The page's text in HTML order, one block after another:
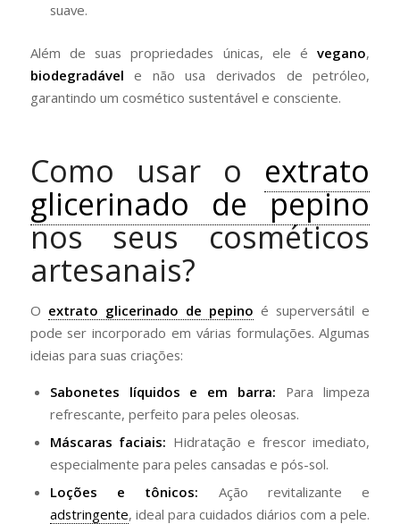
suave.
Além de suas propriedades únicas, ele évegano,
biodegradável e não usa derivados de petróleo,
garantindo um cosmético sustentável e consciente.
Como usar o extrato
glicerinado de pepino
nos seus cosméticos
artesanais?
O extrato glicerinado de pepino é superversátil e
pode ser incorporado em várias formulações. Algumas
ideias para suas criações:
Sabonetes líquidos e em barra: Para limpeza
refrescante, perfeito para peles oleosas.
Máscaras faciais: Hidratação e frescor imediato,
especialmente para peles cansadas e pós-sol.
Loções e tônicos: Ação revitalizante e
adstringente, ideal para cuidados diários com a pele.